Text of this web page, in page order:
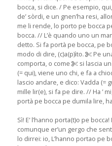
bocca, si dice. / Pe esempio,
de’ sòrdi, e un gnen’ha resi,
me li rende, lo porto pe bocca
bocca. // L’è quando uno un
detto. Si fa portà pe bocca, pe
modo di dire, (c)a(p)ìto.
Pe
comporta, o come
si lascia
(= qui), viene uno chi, e fa a
lascio andare, e dico: Vadda (=
mille lir(e), si fa pe dire. // Ha ’
portà pe bocca pe dumila lire,
Sì! E’ l’hanno porta(t)o pe
comunque er’un gergo che
lo dirrei: io, L’hanno portao pe